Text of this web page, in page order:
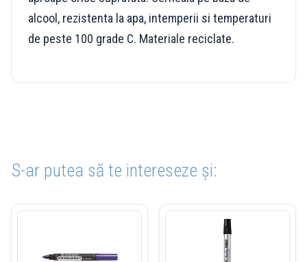
alcool, rezistenta la apa, intemperii si temperaturi
de peste 100 grade C. Materiale reciclate.
S-ar putea să te intereseze și: